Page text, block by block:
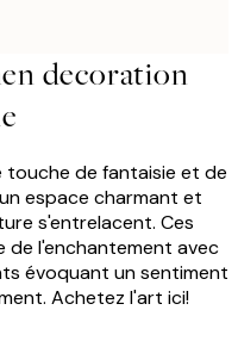
decoration
de fantaisie et de
espace charmant et
s'entrelacent. Ces
de l'enchantement avec
évoquant un sentiment
Achetez l'art ici!